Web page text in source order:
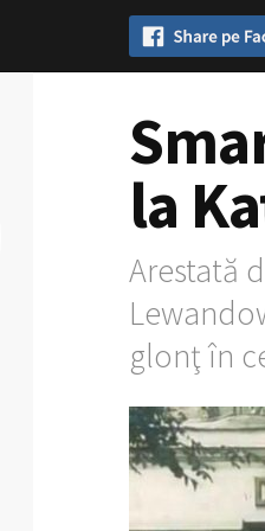
la
Arestată
glonţ în